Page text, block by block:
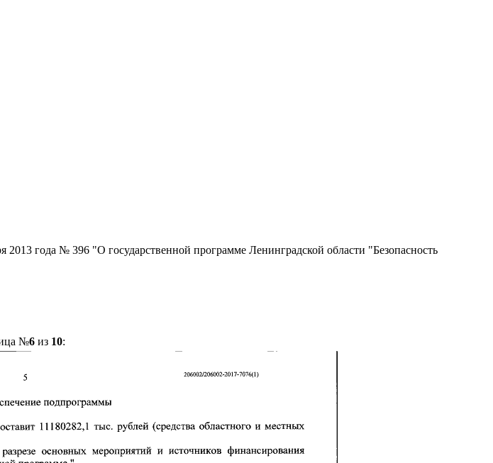
года № 396 "О государственной программе Ленинградской области "Безопасность
№6из 10: